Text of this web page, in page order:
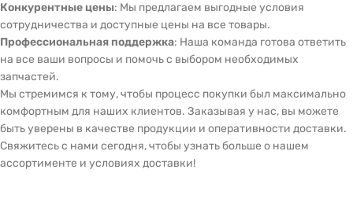
Конкурентные цены: Мы предлагаем выгодные условия
сотрудничества и доступные цены на все товары.
Профессиональная поддержка: Наша команда готова ответить
на все ваши вопросы и помочь с выбором необходимых
запчастей.
Мы стремимся к тому, чтобы процесс покупки был максимально
комфортным для наших клиентов. Заказывая у нас, вы можете
быть уверены в качестве продукции и оперативности доставки.
Свяжитесь с нами сегодня, чтобы узнать больше о нашем
ассортименте и условиях доставки!